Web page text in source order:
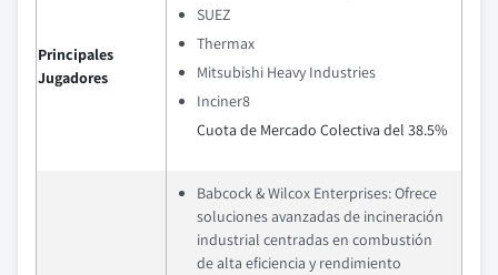
Principales
Jugadores
SUEZ
Thermax
Mitsubishi Heavy Industries
Inciner8
Cuota de Mercado Colectiva del 38.5%
Babcock & Wilcox Enterprises: Ofrece
soluciones avanzadas de incineración
industrial centradas en combustión
de alta eficiencia y rendimiento